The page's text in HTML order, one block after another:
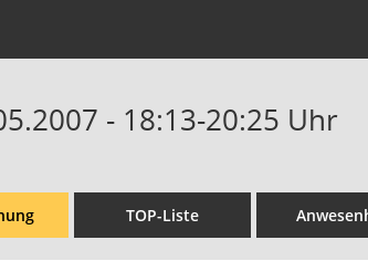
- 18:13-20:25 Uhr
TOP-Liste